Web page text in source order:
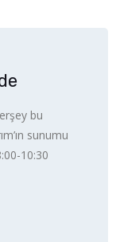
bu
sunumu
10:30